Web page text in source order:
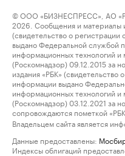
© ООО «БИЗНЕСПРЕСС», АО
2026. Сообщения и материалы
(свидетельство о
выдано Федеральной службой
информационных технологий и
(Роскомнадзор) 09.12.2015 за
издания «РБК» (свидетельство
информации выдано
информационных технологий и
(Роскомнадзор) 03.12.2021
сопровождаются пометкой
Владельцем сайта является
Данные предоставлены:
Индексы облигаций